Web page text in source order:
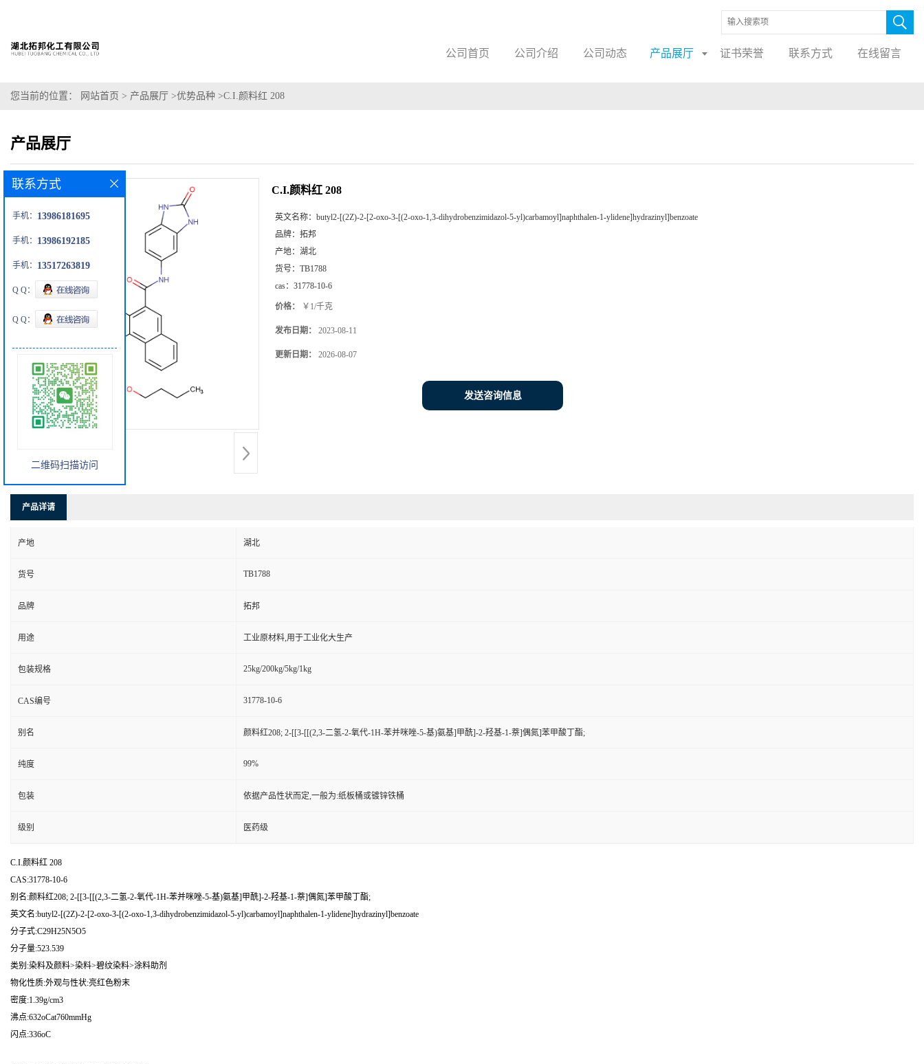
公司首页 公司介绍 公司动态 产品展厅 证书荣誉 联系方式 在线留言
您当前的位置： 网站首页 > 产品展厅 >优势品种 >C.I.颜料红 208
产品展厅
C.I.颜料红 208
英文名称： butyl2-[(2Z)-2-[2-oxo-3-[(2-oxo-1,3-dihydrobenzimidazol-5-yl)carbamoyl]naphthalen-1-ylidene]hydrazinyl]benzoate
品牌： 拓邦
产地： 湖北
货号： TB1788
cas： 31778-10-6
价格： ￥1/千克
发布日期： 2023-08-11
更新日期： 2026-08-07
发送咨询信息
产品详请
产地 湖北
货号 TB1788
品牌 拓邦
用途 工业原材料,用于工业化大生产
包装规格 25kg/200kg/5kg/1kg
CAS编号 31778-10-6
别名 颜料红208; 2-[[3-[[(2,3-二氢-2-氧代-1H-苯并咪唑-5-基)氨基]甲酰]-2-羟基-1-萘]偶氮]苯甲酸丁酯;
纯度 99%
包装 依据产品性状而定,一般为:纸板桶或镀锌铁桶
级别 医药级
C.I.颜料红 208
CAS:31778-10-6
别名:颜料红208; 2-[[3-[[(2,3-二氢-2-氧代-1H-苯并咪唑-5-基)氨基]甲酰]-2-羟基-1-萘]偶氮]苯甲酸丁酯;
英文名:butyl2-[(2Z)-2-[2-oxo-3-[(2-oxo-1,3-dihydrobenzimidazol-5-yl)carbamoyl]naphthalen-1-ylidene]hydrazinyl]benzoate
分子式:C29H25N5O5
分子量:523.539
类别:染料及颜料>染料>碧纹染料>涂料助剂
物化性质:外观与性状:亮红色粉末
密度:1.39g/cm3
沸点:632oCat760mmHg
闪点:336oC
联系方式
手机： 13986181695
手机： 13986192185
手机： 13517263819
Q Q：
Q Q：
二维码扫描访问